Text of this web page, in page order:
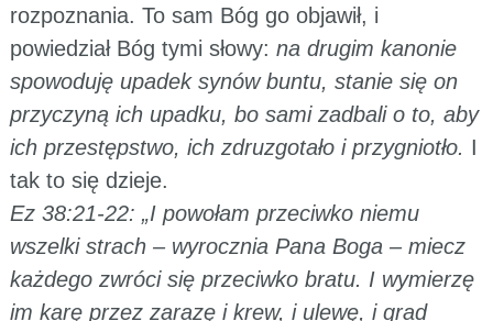
rozpoznania. To sam Bóg go objawił, i
powiedział Bóg tymi słowy: na drugim kanonie
spowoduję upadek synów buntu, stanie się on
przyczyną ich upadku, bo sami zadbali o to, aby
ich przestępstwo, ich zdruzgotało i przygniotło. I
tak to się dzieje.
Ez 38:21-22: „I powołam przeciwko niemu
wszelki strach – wyrocznia Pana Boga – miecz
każdego zwróci się przeciwko bratu. I wymierzę
im karę przez zarazę i krew, i ulewę, i grad